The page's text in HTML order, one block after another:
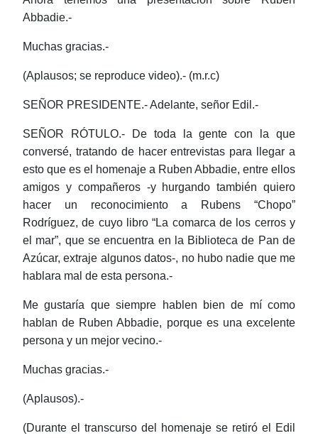
Abbadie.-
Muchas gracias.-
(Aplausos; se reproduce video).- (m.r.c)
SEÑOR PRESIDENTE.- Adelante, señor Edil.-
SEÑOR RÓTULO.- De toda la gente con la que
conversé, tratando de hacer entrevistas para llegar a
esto que es el homenaje a Ruben Abbadie, entre ellos
amigos y compañeros -y hurgando también quiero
hacer un reconocimiento a Rubens “Chopo”
Rodríguez, de cuyo libro “La comarca de los cerros y
el mar”, que se encuentra en la Biblioteca de Pan de
Azúcar, extraje algunos datos-, no hubo nadie que me
hablara mal de esta persona.-
Me gustaría que siempre hablen bien de mí como
hablan de Ruben Abbadie, porque es una excelente
persona y un mejor vecino.-
Muchas gracias.-
(Aplausos).-
(Durante el transcurso del homenaje se retiró el Edil